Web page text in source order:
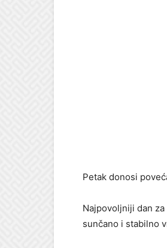
Petak donosi
Najpovoljniji dan
sunčano i stabilno